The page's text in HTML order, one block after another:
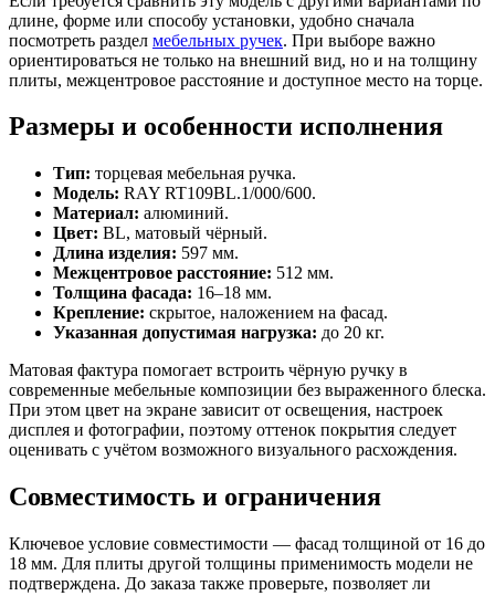
длине, форме или способу установки, удобно сначала
посмотреть раздел мебельных ручек. При выборе важно
ориентироваться не только на внешний вид, но и на толщину
плиты, межцентровое расстояние и доступное место на торце.
Размеры и особенности исполнения
Тип: торцевая мебельная ручка.
Модель: RAY RT109BL.1/000/600.
Материал: алюминий.
Цвет: BL, матовый чёрный.
Длина изделия: 597 мм.
Межцентровое расстояние: 512 мм.
Толщина фасада: 16–18 мм.
Крепление: скрытое, наложением на фасад.
Указанная допустимая нагрузка: до 20 кг.
Матовая фактура помогает встроить чёрную ручку в
современные мебельные композиции без выраженного блеска.
При этом цвет на экране зависит от освещения, настроек
дисплея и фотографии, поэтому оттенок покрытия следует
оценивать с учётом возможного визуального расхождения.
Совместимость и ограничения
Ключевое условие совместимости — фасад толщиной от 16 до
18 мм. Для плиты другой толщины применимость модели не
подтверждена. До заказа также проверьте, позволяет ли